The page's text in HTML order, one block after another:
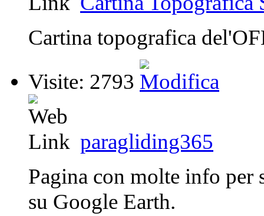
Cartina topografica
Visite: 2793
paragliding365
Pagina con molte info
su Google Earth.